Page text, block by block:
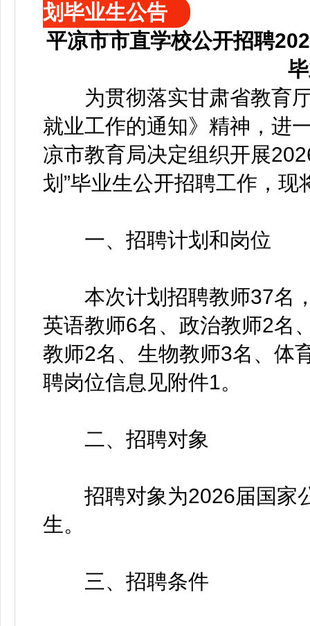
划毕业生公告
平凉市市直学校公开招聘
为贯彻落实甘肃省教育厅
就业工作的通知》精神，进
凉市教育局决定组织开展
划”毕业生公开招聘工作，现
一、招聘计划和岗位
本次计划招聘教师37名，
英语教师6名、政治教师2名
教师2名、生物教师3名、体
聘岗位信息见附件1。
二、招聘对象
招聘对象为2026届国家公
生。
三、招聘条件